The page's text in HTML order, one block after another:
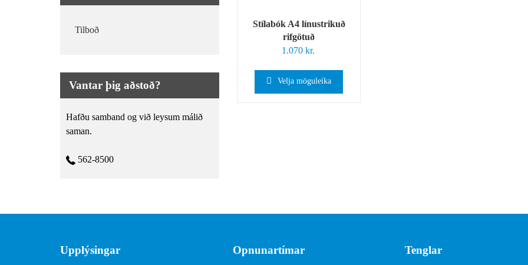
Stílabók A4 línustrikuð
rifgötuð
1.070 kr.
Velja möguleika
Tilboð
Vantar þig aðstoð?
Hafðu samband og við leysum málið
saman.
562-8500
Upplýsingar Opnunartímar Tenglar